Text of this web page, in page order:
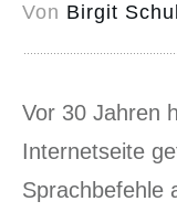
Von Birgit
Vor 30 Jahren
Internetseite
Sprachbefehle